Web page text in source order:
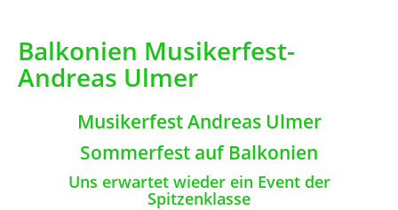
Balkonien Musikerfest-
Andreas Ulmer
Musikerfest Andreas Ulmer
Sommerfest auf Balkonien
Uns erwartet wieder ein Event der
Spitzenklasse